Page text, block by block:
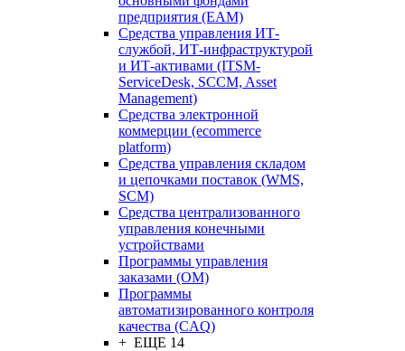
предприятия (EAM)
Средства управления ИТ-
службой, ИТ-инфраструктурой
и ИТ-активами (ITSM-
ServiceDesk, SCCM, Asset
Management)
Средства электронной
коммерции (ecommerce
platform)
Средства управления складом
и цепочками поставок (WMS,
SCM)
Средства централизованного
управления конечными
устройствами
Программы управления
заказами (OM)
Программы
автоматизированного контроля
качества (CAQ)
+ ЕЩЕ 14